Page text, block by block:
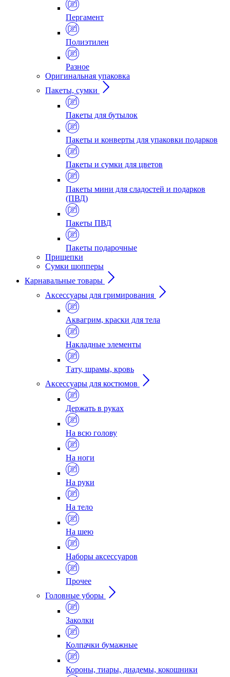
Пергамент
Полиэтилен
Разное
Оригинальная упаковка
Пакеты, сумки
Пакеты для бутылок
Пакеты и конверты для упаковки подарков
Пакеты и сумки для цветов
Пакеты мини для сладостей и подарков
(ПВД)
Пакеты ПВД
Пакеты подарочные
Прищепки
Сумки шопперы
Карнавальные товары
Аксессуары для гримирования
Аквагрим, краски для тела
Накладные элементы
Тату, шрамы, кровь
Аксессуары для костюмов
Держать в руках
На всю голову
На ноги
На руки
На тело
На шею
Наборы аксессуаров
Прочее
Головные уборы
Заколки
Колпачки бумажные
Короны, тиары, диадемы, кокошники